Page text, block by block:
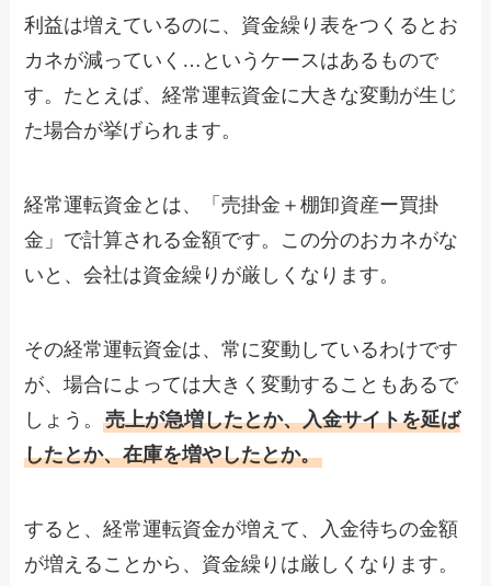
利益は増えているのに、資金繰り表をつくるとお
カネが減っていく…というケースはあるもので
す。たとえば、経常運転資金に大きな変動が生じ
た場合が挙げられます。
経常運転資金とは、「売掛金＋棚卸資産ー買掛
金」で計算される金額です。この分のおカネがな
いと、会社は資金繰りが厳しくなります。
その経常運転資金は、常に変動しているわけです
が、場合によっては大きく変動することもあるで
しょう。売上が急増したとか、入金サイトを延ば
したとか、在庫を増やしたとか。
すると、経常運転資金が増えて、入金待ちの金額
が増えることから、資金繰りは厳しくなります。